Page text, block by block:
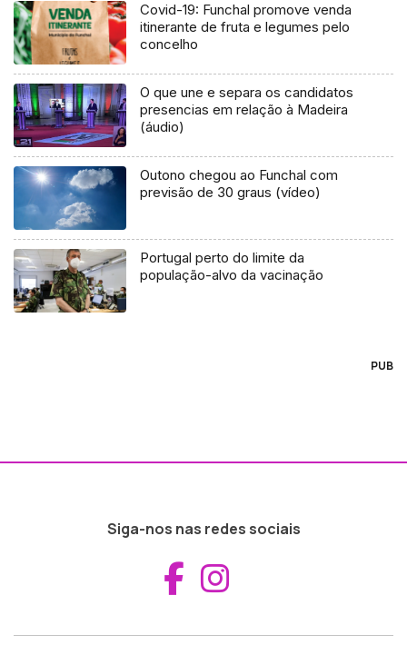
Covid-19: Funchal promove venda
itinerante de fruta e legumes pelo
concelho
O que une e separa os candidatos
presencias em relação à Madeira
(áudio)
Outono chegou ao Funchal com
previsão de 30 graus (vídeo)
Portugal perto do limite da
população-alvo da vacinação
PUB
Siga-nos nas redes sociais
Aceder ao